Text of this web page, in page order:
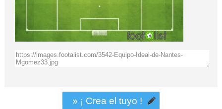
» ¡ Crea el tuyo !